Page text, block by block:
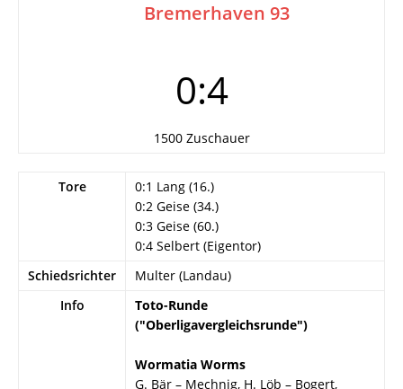
Bremerhaven 93
0:4
1500 Zuschauer
Tore
0:1 Lang (16.)
0:2 Geise (34.)
0:3 Geise (60.)
0:4 Selbert (Eigentor)
Schiedsrichter
Multer (Landau)
Info
Toto-Runde
("Oberligavergleichsrunde")
Wormatia Worms
G. Bär – Mechnig, H. Löb – Bogert,